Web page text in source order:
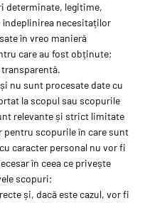
determinate, legitime,
necesitaților
în vreo manieră
care au fost obținute;
nu sunt procesate date cu
la scopul sau scopurile
relevante și strict limitate
pentru scopurile în care sunt
caracter personal nu vor fi
în ceea ce privește
scopuri;
și, dacă este cazul, vor fi